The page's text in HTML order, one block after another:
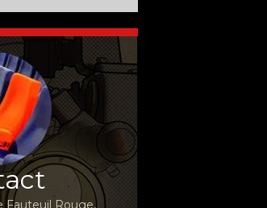
Fauteuil Rouge,